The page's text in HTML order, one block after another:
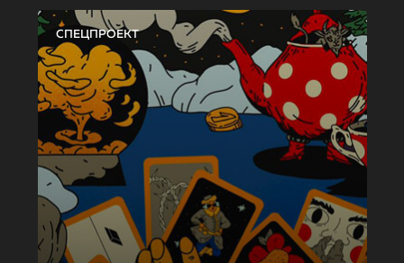
СПЕЦПРОЕКТ